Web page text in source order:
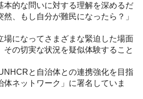
本的な問いに対する理解を深めるだ
、もし自分が難民になったら？」
場になってさまざまな緊迫した場面
その切実な状況を疑似体験すること
と自治体との連携強化を目指
体ネットワーク」に署名していま